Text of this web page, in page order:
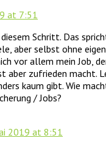
at 7:51
Schritt. Das
aber selbst ohne
vor allem mein Job,
aber zufrieden macht.
kaum gibt. Wie
/ Jobs?
2019 at 8:51